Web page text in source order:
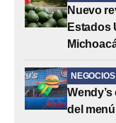
Nuevo
Estados
NEGOCIOS
del